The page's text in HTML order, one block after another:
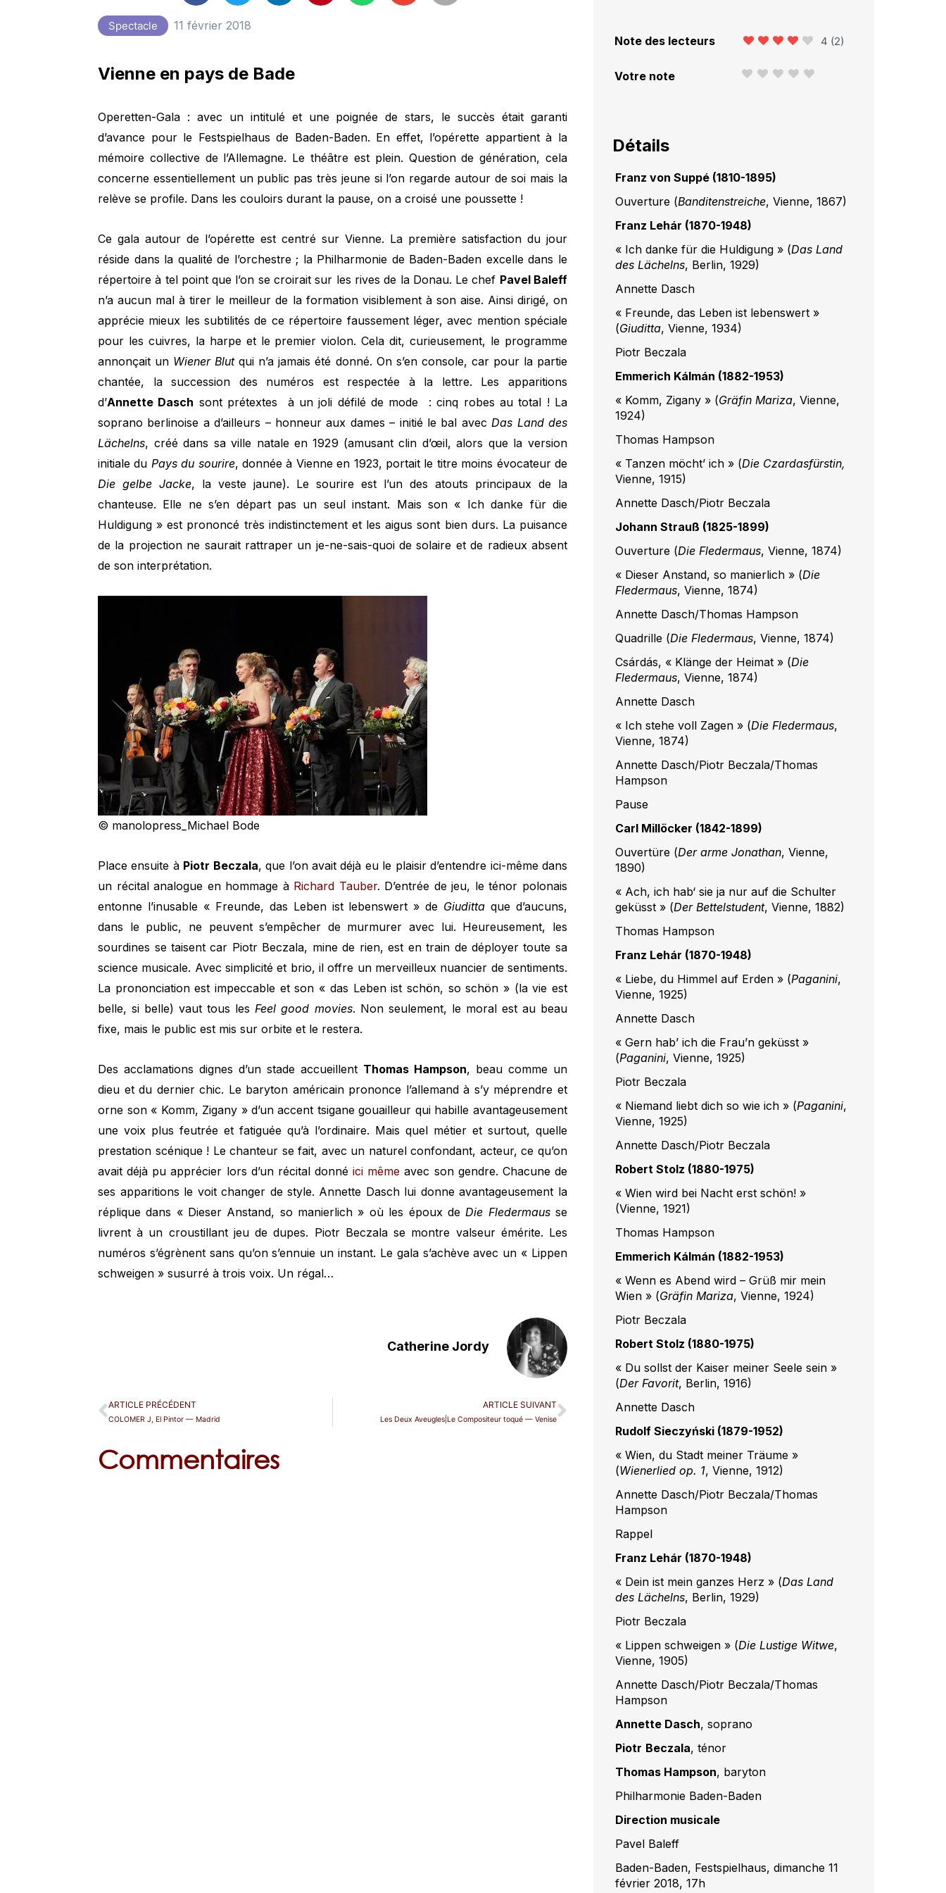
Spectacle 11 février 2018
Vienne en pays de Bade
Operetten-Gala : avec un intitulé et une poignée de stars, le succès était garanti
d’avance pour le Festspielhaus de Baden-Baden. En effet, l’opérette appartient à la
mémoire collective de l’Allemagne. Le théâtre est plein. Question de génération, cela
concerne essentiellement un public pas très jeune si l’on regarde autour de soi mais la
relève se profile. Dans les couloirs durant la pause, on a croisé une poussette !
Ce gala autour de l’opérette est centré sur Vienne. La première satisfaction du jour
réside dans la qualité de l’orchestre ; la Philharmonie de Baden-Baden excelle dans le
répertoire à tel point que l’on se croirait sur les rives de la Donau. Le chef Pavel Baleff
n’a aucun mal à tirer le meilleur de la formation visiblement à son aise. Ainsi dirigé, on
apprécie mieux les subtilités de ce répertoire faussement léger, avec mention spéciale
pour les cuivres, la harpe et le premier violon. Cela dit, curieusement, le programme
annonçait un Wiener Blutqui n’a jamais été donné. On s’en console, car pour la partie
chantée, la succession des numéros est respectée à la lettre. Les apparitions
d’Annette Dasch sont prétextes à un joli défilé de mode : cinq robes au total ! La
soprano berlinoise a d’ailleurs – honneur aux dames – initié le bal avecDas Land des
Lächelns, créé dans sa ville natale en 1929 (amusant clin d’œil, alors que la version
initiale du Pays du sourire, donnée à Vienne en 1923, portait le titre moins évocateur de
Die gelbe Jacke, la veste jaune). Le sourire est l’un des atouts principaux de la
chanteuse. Elle ne s’en départ pas un seul instant. Mais son « Ich danke für die
Huldigung » est prononcé très indistinctement et les aigus sont bien durs. La puisance
de la projection ne saurait rattraper un je-ne-sais-quoi de solaire et de radieux absent
de son interprétation.
© manolopress_Michael Bode
Place ensuite à Piotr Beczala, que l’on avait déjà eu le plaisir d’entendre ici-même dans
un récital analogue en hommage à Richard Tauber. D’entrée de jeu, le ténor polonais
entonne l’inusable « Freunde, das Leben ist lebenswert » de Giuditta que d’aucuns,
dans le public, ne peuvent s’empêcher de murmurer avec lui. Heureusement, les
sourdines se taisent car Piotr Beczala, mine de rien, est en train de déployer toute sa
science musicale. Avec simplicité et brio, il offre un merveilleux nuancier de sentiments.
La prononciation est impeccable et son « das Leben ist schön, so schön » (la vie est
belle, si belle) vaut tous lesFeel good movies. Non seulement, le moral est au beau
fixe, mais le public est mis sur orbite et le restera.
Des acclamations dignes d’un stade accueillent Thomas Hampson, beau comme un
dieu et du dernier chic. Le baryton américain prononce l’allemand à s’y méprendre et
orne son « Komm, Zigany » d’un accent tsigane gouailleur qui habille avantageusement
une voix plus feutrée et fatiguée qu’à l’ordinaire. Mais quel métier et surtout, quelle
prestation scénique ! Le chanteur se fait, avec un naturel confondant, acteur, ce qu’on
avait déjà pu apprécier lors d’un récital donnéici même avec son gendre. Chacune de
ses apparitions le voit changer de style. Annette Dasch lui donne avantageusement la
réplique dans « Dieser Anstand, so manierlich » où les époux deDie Fledermausse
livrent à un croustillant jeu de dupes. Piotr Beczala se montre valseur émérite. Les
numéros s’égrènent sans qu’on s’ennuie un instant. Le gala s’achève avec un « Lippen
schweigen » susurré à trois voix. Un régal…
Catherine Jordy
ARTICLE PRÉCÉDENT
COLOMER J, El Pintor — Madrid
ARTICLE SUIVANT
Les Deux Aveugles|Le Compositeur toqué — Venise
Commentaires
Note des lecteurs 4 (2)
Votre note
Détails
Franz von Suppé (1810-1895)
Ouverture (Banditenstreiche, Vienne, 1867)
Franz Lehár (1870-1948)
« Ich danke für die Huldigung » (Das Land
des Lächelns, Berlin, 1929)
Annette Dasch
« Freunde, das Leben ist lebenswert »
(Giuditta, Vienne, 1934)
Piotr Beczala
Emmerich Kálmán (1882-1953)
« Komm, Zigany » (Gräfin Mariza, Vienne,
1924)
Thomas Hampson
« Tanzen möchtʼ ich » (Die Czardasfürstin,
Vienne, 1915)
Annette Dasch/Piotr Beczala
Johann Strauß (1825-1899)
Ouverture (Die Fledermaus, Vienne, 1874)
« Dieser Anstand, so manierlich » (Die
Fledermaus, Vienne, 1874)
Annette Dasch/Thomas Hampson
Quadrille (Die Fledermaus, Vienne, 1874)
Csárdás, « Klänge der Heimat » (Die
Fledermaus, Vienne, 1874)
Annette Dasch
« Ich stehe voll Zagen » (Die Fledermaus,
Vienne, 1874)
Annette Dasch/Piotr Beczala/Thomas
Hampson
Pause
Carl Millöcker (1842-1899)
Ouvertüre (Der arme Jonathan, Vienne,
1890)
« Ach, ich hab‘ sie ja nur auf die Schulter
geküsst » (Der Bettelstudent, Vienne, 1882)
Thomas Hampson
Franz Lehár (1870-1948)
« Liebe, du Himmel auf Erden » (Paganini,
Vienne, 1925)
Annette Dasch
« Gern habʼ ich die Frauʼn geküsst »
(Paganini, Vienne, 1925)
Piotr Beczala
« Niemand liebt dich so wie ich » (Paganini,
Vienne, 1925)
Annette Dasch/Piotr Beczala
Robert Stolz (1880-1975)
« Wien wird bei Nacht erst schön! »
(Vienne, 1921)
Thomas Hampson
Emmerich Kálmán (1882-1953)
« Wenn es Abend wird – Grüß mir mein
Wien » (Gräfin Mariza, Vienne, 1924)
Piotr Beczala
Robert Stolz (1880-1975)
« Du sollst der Kaiser meiner Seele sein »
(Der Favorit, Berlin, 1916)
Annette Dasch
Rudolf Sieczyński (1879-1952)
« Wien, du Stadt meiner Träume »
(Wienerlied op. 1, Vienne, 1912)
Annette Dasch/Piotr Beczala/Thomas
Hampson
Rappel
Franz Lehár (1870-1948)
« Dein ist mein ganzes Herz » (Das Land
des Lächelns, Berlin, 1929)
Piotr Beczala
« Lippen schweigen » (Die Lustige Witwe,
Vienne, 1905)
Annette Dasch/Piotr Beczala/Thomas
Hampson
Annette Dasch, soprano
Piotr Beczala, ténor
Thomas Hampson, baryton
Philharmonie Baden-Baden
Direction musicale
Pavel Baleff
Baden-Baden, Festspielhaus, dimanche 11
février 2018, 17h